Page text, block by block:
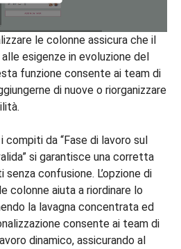
le colonne assicura che il
esigenze in evoluzione del
funzione consente ai team di
di nuove o riorganizzare
compiti da “Fase di lavoro sul
si garantisce una corretta
confusione. L’opzione di
colonne aiuta a riordinare lo
la lavagna concentrata ed
consente ai team di
dinamico, assicurando al